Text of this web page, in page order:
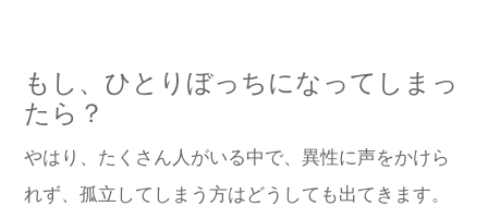
もし、ひとりぼっちになってしまっ
たら？
やはり、たくさん人がいる中で、異性に声をかけら
れず、孤立してしまう方はどうしても出てきます。